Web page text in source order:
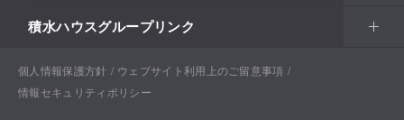
北海道・東北
北海道
関東甲信越
市区町村からさがす
沿線・駅からさがす
住まい
戸建住宅
土地活用
積水ハウスグループリンク
積水ハウスサポートプラス
個人情報保護方針
ウェブサイト利用上のご留意事項
情報セキュリティポリシー